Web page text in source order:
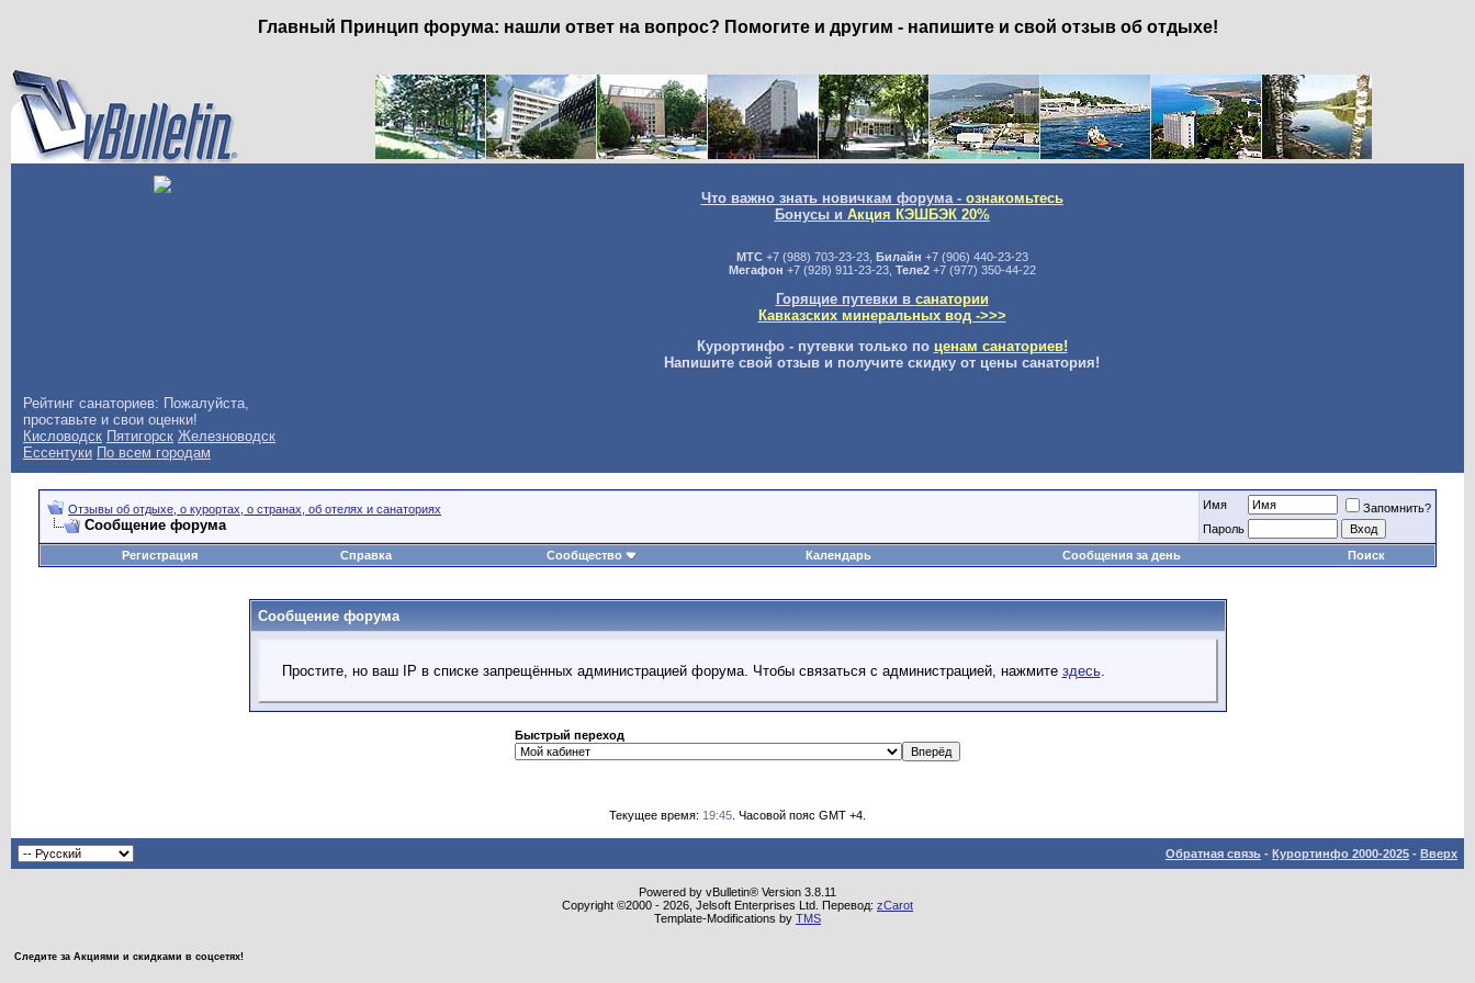
Главный Принцип форума: нашли ответ на вопрос? Помогите и другим - напишите и свой отзыв об отдыхе!
Что важно знать новичкам форума - ознакомьтесь
Бонусы и Акция КЭШБЭК 20%
МТС+7 (988) 703-23-23, Билайн +7 (906) 440-23-23
Мегафон +7 (928) 911-23-23, Теле2+7 (977) 350-44-22
Горящие путевки в санатории
Кавказских минеральных вод ->>>
Курортинфо - путевки только по ценам санаториев!
Напишите свой отзыв и получите скидку от цены санатория!
Рейтинг санаториев: Пожалуйста,
проставьте и свои оценки!
Кисловодск Пятигорск Железноводск
Ессентуки По всем городам
Отзывы об отдыхе, о курортах, о странах, об отелях и санаториях
Сообщение форума
Имя
Запомнить?
Пароль
Регистрация
Справка Сообщество Календарь Сообщения за день Поиск
Сообщение форума
Простите, но ваш IP в списке запрещённых администрацией форума. Чтобы связаться с администрацией, нажмите здесь.
Быстрый переход
Текущее время: 19:45 . Часовой пояс GMT +4.
Обратная связь - Курортинфо 2000-2025 - Вверх
Powered by vBulletin® Version 3.8.11
Copyright ©2000 - 2026, Jelsoft Enterprises Ltd. Перевод: zCarot
Template-Modifications by TMS
Следите за Акциями и скидками в соцсетях!